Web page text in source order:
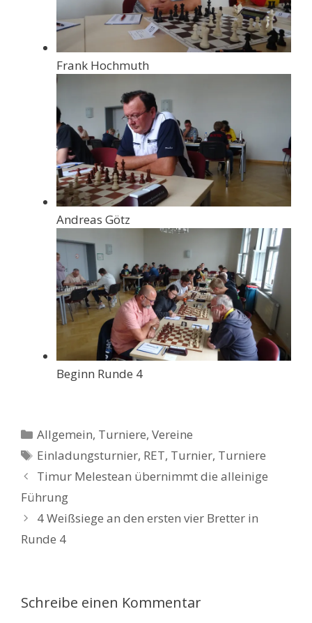
Frank Hochmuth
Andreas Götz
Beginn Runde 4
Kategorien
Allgemein, Turniere,Vereine
Schlagwörter
Einladungsturnier, RET, Turnier, Turniere
Timur Melestean übernimmt die alleinige
Führung
4 Weißsiege an den ersten vier Bretter in
Runde 4
Schreibe einen Kommentar